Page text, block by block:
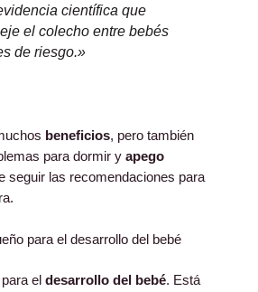
científica que
el colecho entre bebés
de riesgo.»
beneficios, pero también
para dormir y apego
seguir las recomendaciones para
para el desarrollo del bebé
el desarrollo del bebé. Está